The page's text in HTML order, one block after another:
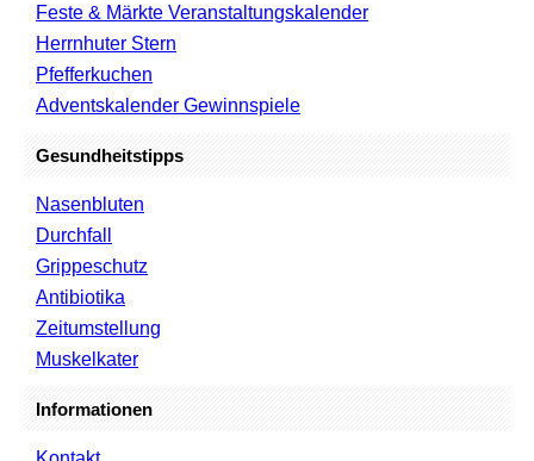
Feste & Märkte Veranstaltungskalender
Herrnhuter Stern
Pfefferkuchen
Adventskalender Gewinnspiele
Gesundheitstipps
Nasenbluten
Durchfall
Grippeschutz
Antibiotika
Zeitumstellung
Muskelkater
Informationen